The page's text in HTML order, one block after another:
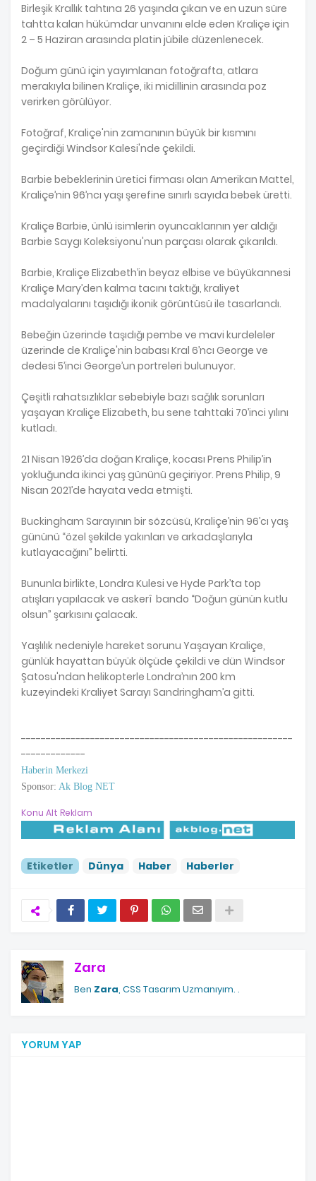
Birleşik Krallık tahtına 26 yaşında çıkan ve en uzun süre
tahtta kalan hükümdar unvanını elde eden Kraliçe için
2 – 5 Haziran arasında platin jübile düzenlenecek.
Doğum günü için yayımlanan fotoğrafta, atlara
merakıyla bilinen Kraliçe, iki midillinin arasında poz
verirken görülüyor.
Fotoğraf, Kraliçe'nin zamanının büyük bir kısmını
geçirdiği Windsor Kalesi'nde çekildi.
Barbie bebeklerinin üretici firması olan Amerikan Mattel,
Kraliçe’nin 96’ncı yaşı şerefine sınırlı sayıda bebek üretti.
Kraliçe Barbie, ünlü isimlerin oyuncaklarının yer aldığı
Barbie Saygı Koleksiyonu'nun parçası olarak çıkarıldı.
Barbie, Kraliçe Elizabeth’in beyaz elbise ve büyükannesi
Kraliçe Mary’den kalma tacını taktığı, kraliyet
madalyalarını taşıdığı ikonik görüntüsü ile tasarlandı.
Bebeğin üzerinde taşıdığı pembe ve mavi kurdeleler
üzerinde de Kraliçe'nin babası Kral 6’ncı George ve
dedesi 5’inci George’un portreleri bulunuyor.
Çeşitli rahatsızlıklar sebebiyle bazı sağlık sorunları
yaşayan Kraliçe Elizabeth, bu sene tahttaki 70’inci yılını
kutladı.
21 Nisan 1926’da doğan Kraliçe, kocası Prens Philip’in
yokluğunda ikinci yaş gününü geçiriyor. Prens Philip, 9
Nisan 2021’de hayata veda etmişti.
Buckingham Sarayının bir sözcüsü, Kraliçe’nin 96’cı yaş
gününü “özel şekilde yakınları ve arkadaşlarıyla
kutlayacağını” belirtti.
Bununla birlikte, Londra Kulesi ve Hyde Park’ta top
atışları yapılacak ve askerî bando “Doğun günün kutlu
olsun” şarkısını çalacak.
Yaşlılık nedeniyle hareket sorunu Yaşayan Kraliçe,
günlük hayattan büyük ölçüde çekildi ve dün Windsor
Şatosu'ndan helikopterle Londra’nın 200 km
kuzeyindeki Kraliyet Sarayı Sandringham’a gitti.
-------------------------------------------------------
-------------
Haberin Merkezi
Sponsor: Ak Blog NET
Konu Alt Reklam
Etiketler Dünya Haber Haberler
Zara
Ben Zara, CSS Tasarım Uzmanıyım. .
YORUM YAP